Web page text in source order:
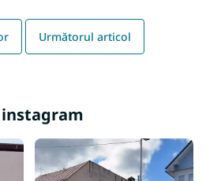
Următorul articol